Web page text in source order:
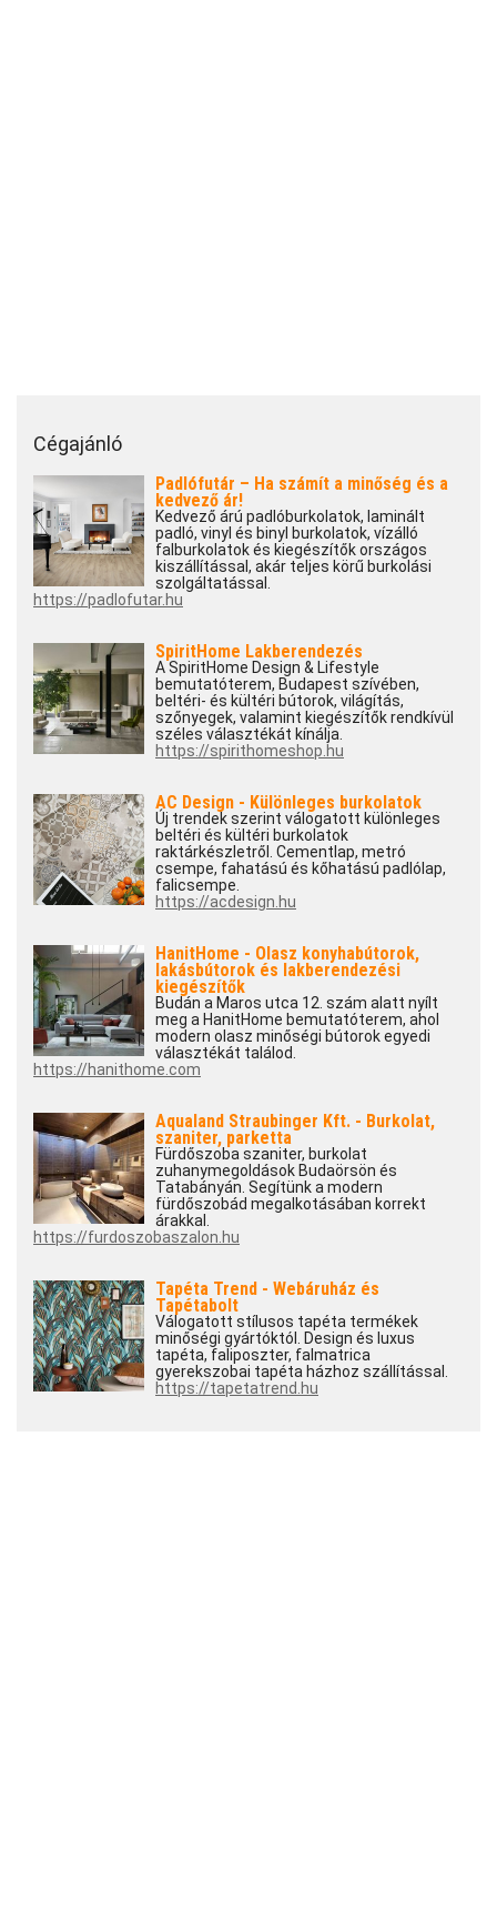
Cégajánló
Padlófutár – Ha számít a minőség és a
kedvező ár!
Kedvező árú padlóburkolatok, laminált
padló, vinyl és binyl burkolatok, vízálló
falburkolatok és kiegészítők országos
kiszállítással, akár teljes körű burkolási
szolgáltatással.
https://padlofutar.hu
SpiritHome Lakberendezés
A SpiritHome Design & Lifestyle
bemutatóterem, Budapest szívében,
beltéri- és kültéri bútorok, világítás,
szőnyegek, valamint kiegészítők rendkívül
széles választékát kínálja.
https://spirithomeshop.hu
AC Design - Különleges burkolatok
Új trendek szerint válogatott különleges
beltéri és kültéri burkolatok
raktárkészletről. Cementlap, metró
csempe, fahatású és kőhatású padlólap,
falicsempe.
https://acdesign.hu
HanitHome - Olasz konyhabútorok,
lakásbútorok és lakberendezési
kiegészítők
Budán a Maros utca 12. szám alatt nyílt
meg a HanitHome bemutatóterem, ahol
modern olasz minőségi bútorok egyedi
választékát találod.
https://hanithome.com
Aqualand Straubinger Kft. - Burkolat,
szaniter, parketta
Fürdőszoba szaniter, burkolat
zuhanymegoldások Budaörsön és
Tatabányán. Segítünk a modern
fürdőszobád megalkotásában korrekt
árakkal.
https://furdoszobaszalon.hu
Tapéta Trend - Webáruház és
Tapétabolt
Válogatott stílusos tapéta termékek
minőségi gyártóktól. Design és luxus
tapéta, faliposzter, falmatrica
gyerekszobai tapéta házhoz szállítással.
https://tapetatrend.hu